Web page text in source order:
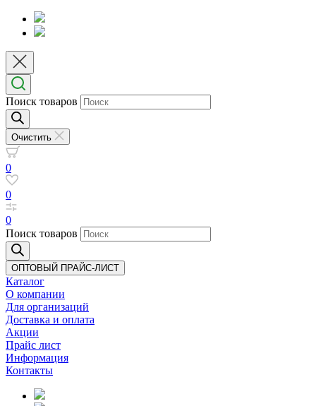
Поиск товаров
Очистить
0
0
0
Поиск товаров
ОПТОВЫЙ ПРАЙС-ЛИСТ
Каталог
О компании
Для организаций
Доставка и оплата
Акции
Прайс лист
Информация
Контакты